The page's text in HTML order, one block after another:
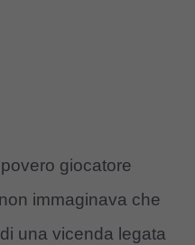
giocatore
immaginava che
una vicenda legata